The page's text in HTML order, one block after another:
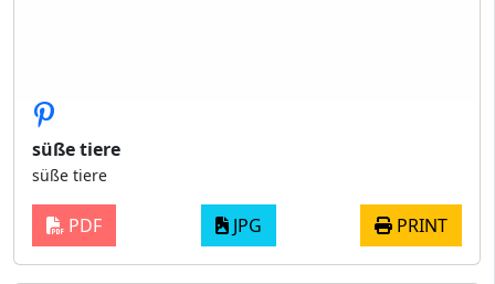
süße tiere
süße tiere
PDF JPG PRINT